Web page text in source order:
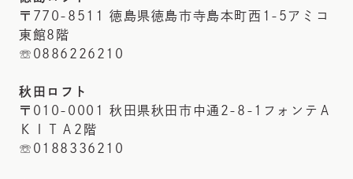
〒770-8511 徳島県徳島市寺島本町西1-5アミコ
東館8階
☏0886226210
秋田ロフト
〒010-0001 秋田県秋田市中通2-8-1フォンテＡ
ＫＩＴＡ2階
☏0188336210